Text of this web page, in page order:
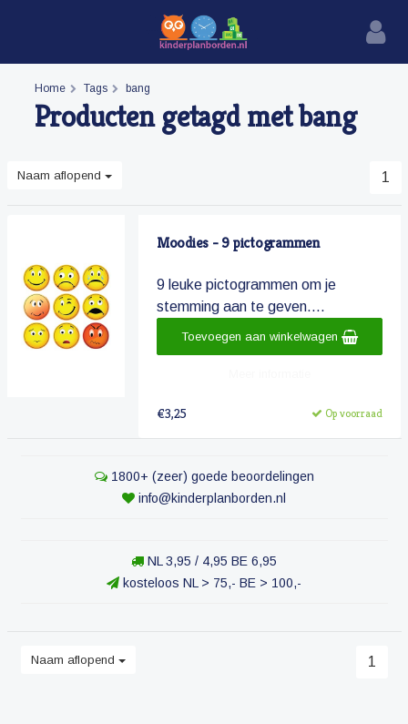
Home Tags bang
Producten getagd met bang
Naam aflopend 1
Moodies - 9 pictogrammen
9 leuke pictogrammen om je
stemming aan te geven....
€3,25 Op voorraad
Toevoegen aan winkelwagen
1800+ (zeer) goede beoordelingen
info@kinderplanborden.nl
NL 3,95 / 4,95 BE 6,95
kosteloos NL > 75,- BE > 100,-
Naam aflopend 1